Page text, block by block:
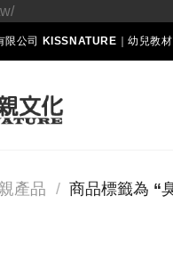
Skip
to
限公司 KISSNATURE｜幼兒教
產品 / 商品標籤為 “